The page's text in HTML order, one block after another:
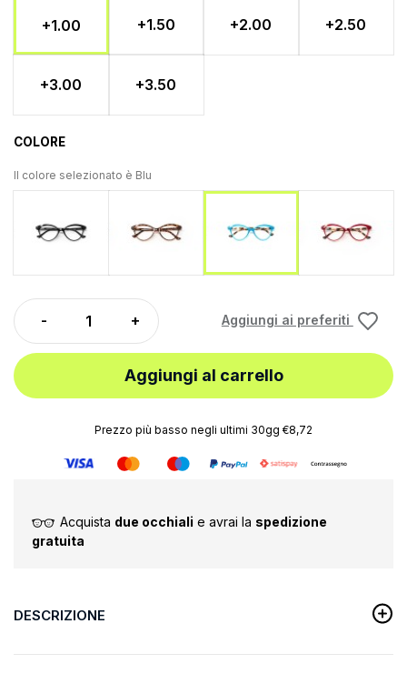
+1.00 +1.50 +2.00 +2.50
+3.00 +3.50
COLORE
Il colore selezionato è Blu
Aggiungi ai preferiti
Aggiungi al carrello
Prezzo più basso negli ultimi 30gg €8,72
Acquista due occhiali e avrai la spedizione
gratuita
DESCRIZIONE